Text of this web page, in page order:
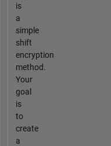
is
a
simple
shift
encryption
method.
Your
goal
is
to
create
a